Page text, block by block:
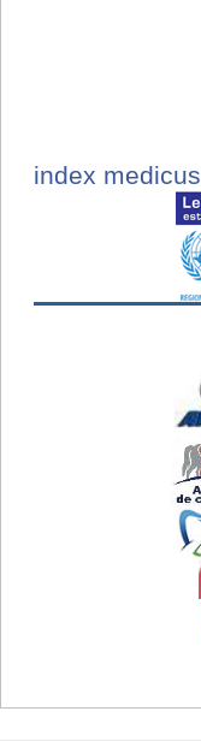
index medicus